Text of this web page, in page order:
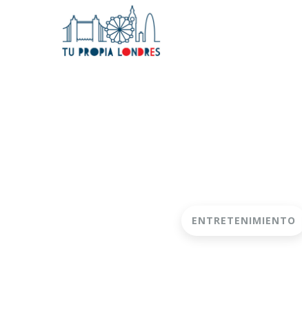
ENTRETENIMIENTO